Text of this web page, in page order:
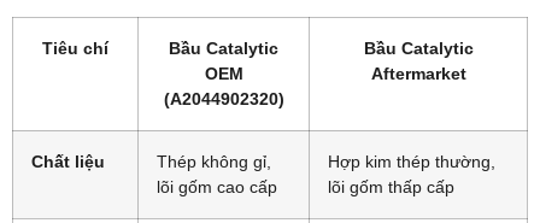
Tiêu chí
Bầu Catalytic
OEM
(A2044902320)
Bầu Catalytic
Aftermarket
Chất liệu
Thép không gỉ,
lõi gốm cao cấp
Hợp kim thép thường,
lõi gốm thấp cấp